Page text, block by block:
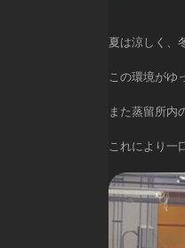
夏は涼しく、
この環境がゆ
また蒸留所内
これにより一